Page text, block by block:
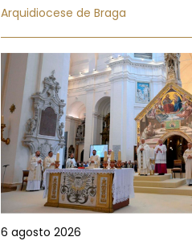
Arquidiocese de Braga
6 agosto 2026